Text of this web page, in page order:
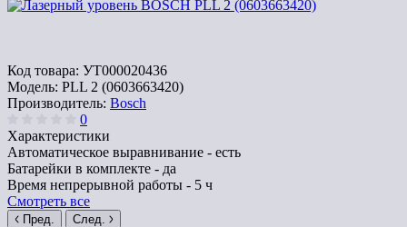
Код товара: УТ000020436
Модель: PLL 2 (0603663420)
Производитель: Bosch
0
Характеристики
Автоматическое выравнивание - есть
Батарейки в комплекте - да
Время непрерывной работы - 5 ч
Смотреть все
Пред. След.